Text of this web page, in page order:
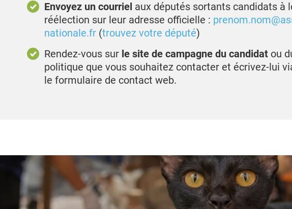
Envoyez un courriel aux députés sortants candidats à
réélection sur leur adresse officielle :
nationale.fr (trouvez votre député)
Rendez-vous sur le site de campagne du candidat ou
politique que vous souhaitez contacter et écrivez-lui
le formulaire de contact web.